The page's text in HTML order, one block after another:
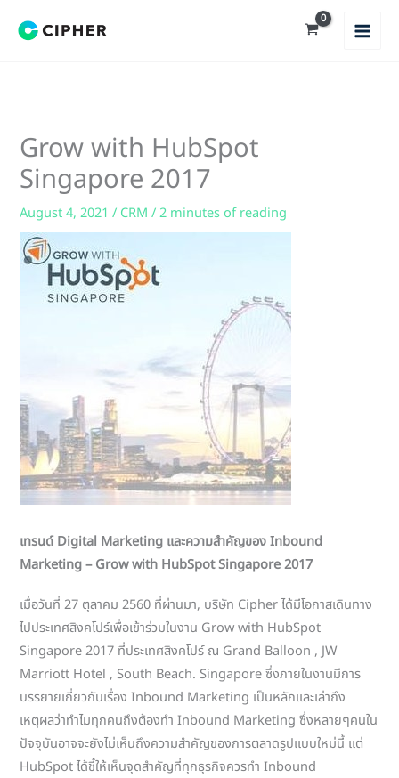
Grow with HubSpot
Singapore 2017
August 4, 2021/ CRM /2 minutes of reading
เทรนด์ Digital Marketing และความสำคัญของ Inbound
Marketing – Grow with HubSpot Singapore 2017
เมื่อวันที่ 27 ตุลาคม 2560 ที่ผ่านมา, บริษัท Cipher ได้มีโอกาสเดินทาง
ไปประเทศสิงคโปร์เพื่อเข้าร่วมในงาน Grow with HubSpot
Singapore 2017 ที่ประเทศสิงคโปร์ ณ Grand Balloon , JW
Marriott Hotel , South Beach. Singapore ซึ่งภายในงานมีการ
บรรยายเกี่ยวกับเรื่อง Inbound Marketing เป็นหลักและเล่าถึง
เหตุผลว่าทำไมทุกคนถึงต้องทำ Inbound Marketing ซึ่งหลายๆคนใน
ปัจจุบันอาจจะยังไม่เห็นถึงความสำคัญของการตลาดรูปแบบใหม่นี้ แต่
HubSpot ได้ชี้ให้เห็นจุดสำคัญที่ทุกธุรกิจควรทำ Inbound